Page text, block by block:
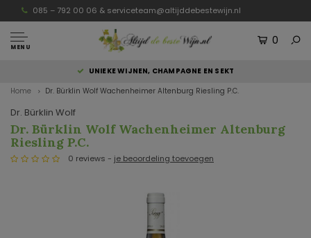
085 – 792 00 06 & serviceteam@altijddebestewijn.nl
MENU
0
UNIEKE WIJNEN, CHAMPAGNE EN SEKT
Home
Dr. Bürklin Wolf Wachenheimer Altenburg Riesling P.C.
Dr. Bürklin Wolf
Dr. Bürklin Wolf Wachenheimer Altenburg
Riesling P.C.
0 reviews - je beoordeling toevoegen